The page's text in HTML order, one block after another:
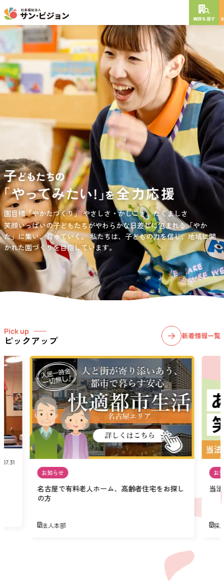
施設を探す
負担の少ない介護、ふれあいを大切にする介護、笑顔が溢れている
介護を目指して。
愛知・岐阜・長野の3県下で38施設・151事業所の介護関連事業所を運
営する社会福祉法人サン・ビジョンでは、今後ますます高まる介護
ニーズに幅広く対応していきます。
園目標「やかたづくり」やさしさ・かしこさ。たくましさ
笑顔いっぱいの子どもたちがやわらかな日差しに包まれる「やか
た」に集い、育っていく。私たちは、子どもの力を信じ、地域に開
かれた園づくりを目指しています。
サンサン・スクール東山公園では、小学生の児童が放課後安心して
過ごせる環境を提供するとともに、宿題・クラブ活動(英語・習字・
選択)などの学習面にも力を入れて行っている学童保育所です。
NEW OPEN
年
特別養護老人ホーム
短期入所生活介護
通所介護
居宅介護支援
グレイスフル砧公園
東京都世田谷区大蔵 3丁目4番12号
お問い合わせ先
03-6411-5781
担当：宮澤
Pick up
ピックアップ 新着情報一覧
お知らせ
名古屋で有料老人ホーム、高齢者住宅をお探し
の方
法人本部
お
当
採